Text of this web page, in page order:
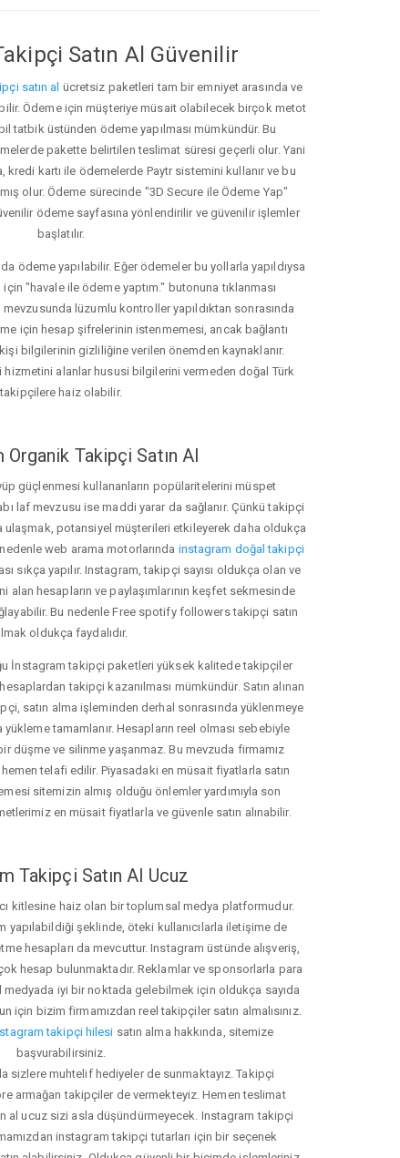
Satın Al Güvenilir
satın al ücretsiz paketleri tam bir emniyet arasında ve
Ödeme için müşteriye müsait olabilecek birçok metot
tatbik üstünden ödeme yapılması mümkündür. Bu
pakette belirtilen teslimat süresi geçerli olur. Yani
kredi kartı ile ödemelerde Paytr sistemini kullanır ve bu
olur. Ödeme sürecinde "3D Secure ile Ödeme Yap"
ödeme sayfasına yönlendirilir ve güvenilir işlemler
başlatılır.
ödeme yapılabilir. Eğer ödemeler bu yollarla yapıldıysa
"havale ile ödeme yaptım." butonuna tıklanması
mevzusunda lüzumlu kontroller yapıldıktan sonrasında
için hesap şifrelerinin istenmemesi, ancak bağlantı
bilgilerinin gizliliğine verilen önemden kaynaklanır.
hizmetini alanlar hususi bilgilerini vermeden doğal Türk
takipçilere haiz olabilir.
Organik Takipçi Satın Al
güçlenmesi kullananların popülaritelerini müspet
laf mevzusu ise maddi yarar da sağlanır. Çünkü takipçi
ulaşmak, potansiyel müşterileri etkileyerek daha oldukça
web arama motorlarında instagram doğal takipçi
sıkça yapılır. Instagram, takipçi sayısı oldukça olan ve
alan hesapların ve paylaşımlarının keşfet sekmesinde
Bu nedenle Free spotify followers takipçi satın
oldukça faydalıdır.
İnstagram takipçi paketleri yüksek kalitede takipçiler
takipçi kazanılması mümkündür. Satın alınan
satın alma işleminden derhal sonrasında yüklenmeye
yükleme tamamlanır. Hesapların reel olması sebebiyle
düşme ve silinme yaşanmaz. Bu mevzuda firmamız
telafi edilir. Piyasadaki en müsait fiyatlarla satın
sitemizin almış olduğu önlemler yardımıyla son
en müsait fiyatlarla ve güvenle satın alınabilir.
Takipçi Satın Al Ucuz
kitlesine haiz olan bir toplumsal medya platformudur.
yapılabildiği şeklinde, öteki kullanıcılarla iletişime de
hesapları da mevcuttur. Instagram üstünde alışveriş,
hesap bulunmaktadır. Reklamlar ve sponsorlarla para
iyi bir noktada gelebilmek için oldukça sayıda
için bizim firmamızdan reel takipçiler satın almalısınız.
takipçi hilesi satın alma hakkında, sitemize
başvurabilirsiniz.
sizlere muhtelif hediyeler de sunmaktayız. Takipçi
armağan takipçiler de vermekteyiz. Hemen teslimat
al ucuz sizi asla düşündürmeyecek. Instagram takipçi
instagram takipçi tutarları için bir seçenek